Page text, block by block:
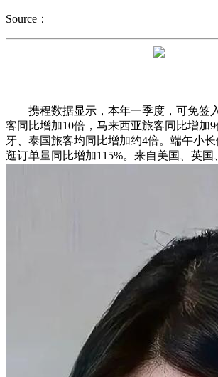
Source：
携程数据显示，本年一季度，可免签
客同比增加10倍，马来西亚旅客同比增加
牙、泰国旅客均同比增加约4倍。端午小
逛订单量同比增加115%。来自美国、英国